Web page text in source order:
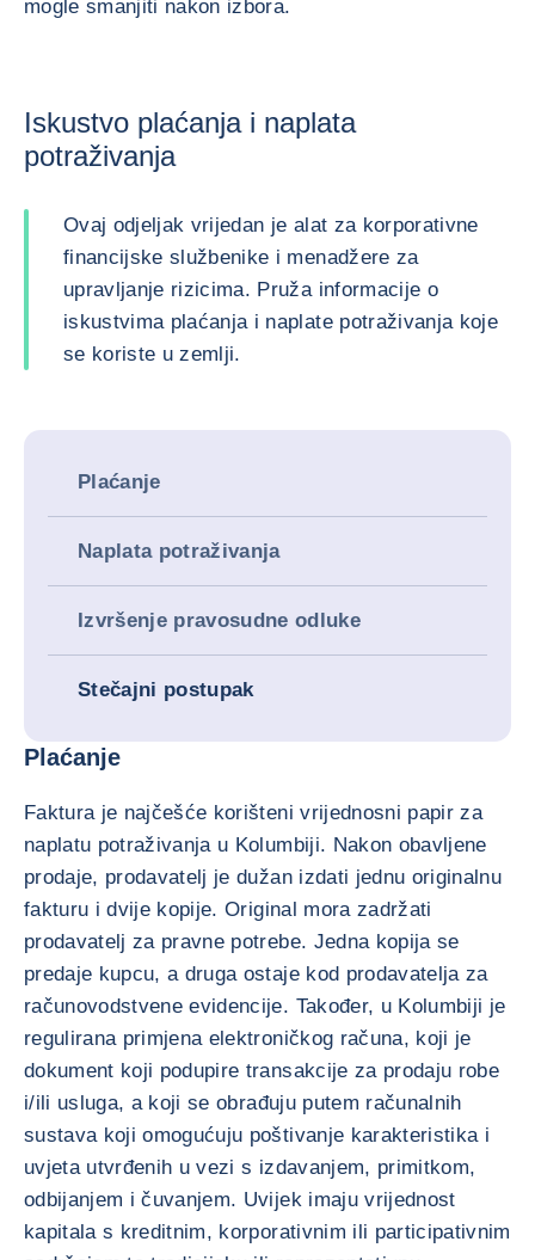
mogle smanjiti nakon izbora.
Iskustvo plaćanja i naplata
potraživanja
Ovaj odjeljak vrijedan je alat za korporativne
financijske službenike i menadžere za
upravljanje rizicima. Pruža informacije o
iskustvima plaćanja i naplate potraživanja koje
se koriste u zemlji.
Plaćanje
Naplata potraživanja
Izvršenje pravosudne odluke
Stečajni postupak
Plaćanje
Faktura je najčešće korišteni vrijednosni papir za
naplatu potraživanja u Kolumbiji. Nakon obavljene
prodaje, prodavatelj je dužan izdati jednu originalnu
fakturu i dvije kopije. Original mora zadržati
prodavatelj za pravne potrebe. Jedna kopija se
predaje kupcu, a druga ostaje kod prodavatelja za
računovodstvene evidencije. Također, u Kolumbiji je
regulirana primjena elektroničkog računa, koji je
dokument koji podupire transakcije za prodaju robe
i/ili usluga, a koji se obrađuju putem računalnih
sustava koji omogućuju poštivanje karakteristika i
uvjeta utvrđenih u vezi s izdavanjem, primitkom,
odbijanjem i čuvanjem. Uvijek imaju vrijednost
kapitala s kreditnim, korporativnim ili participativnim